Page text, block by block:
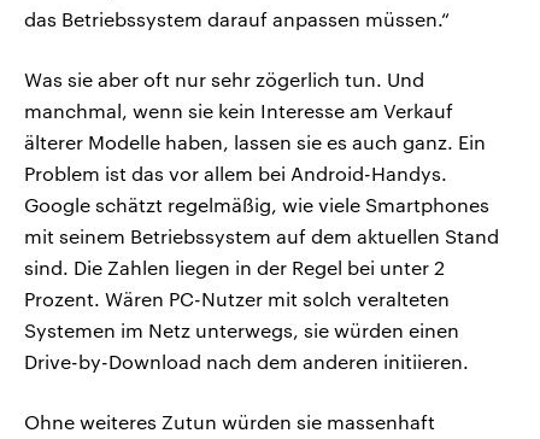
das Betriebssystem darauf anpassen müssen.“
Was sie aber oft nur sehr zögerlich tun. Und
manchmal, wenn sie kein Interesse am Verkauf
älterer Modelle haben, lassen sie es auch ganz. Ein
Problem ist das vor allem bei Android-Handys.
Google schätzt regelmäßig, wie viele Smartphones
mit seinem Betriebssystem auf dem aktuellen Stand
sind. Die Zahlen liegen in der Regel bei unter 2
Prozent. Wären PC-Nutzer mit solch veralteten
Systemen im Netz unterwegs, sie würden einen
Drive-by-Download nach dem anderen initiieren.
Ohne weiteres Zutun würden sie massenhaft